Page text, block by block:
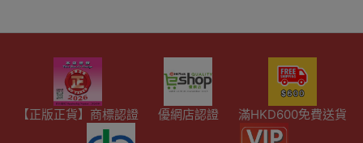
【正版正貨】商標認證 優網店認證 滿HKD600免費送貨